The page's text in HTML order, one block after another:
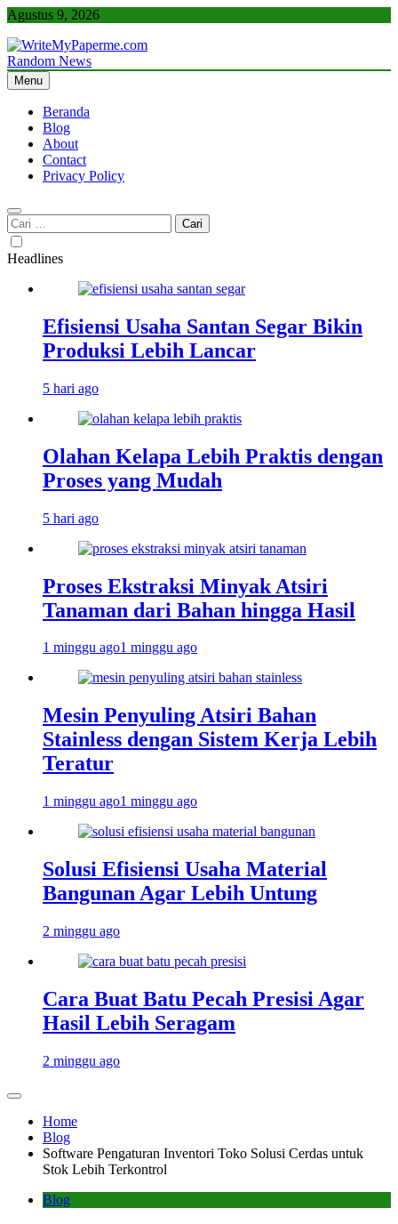
Skip
content
Agustus 9, 2026
WriteMyPaperme.com
Bisnis, Kuliner, Teknologi
Random News
Menu
Beranda
Blog
About
Contact
Privacy Policy
Cari
untuk:
Headlines
Efisiensi Usaha Santan Segar Bikin
Produksi Lebih Lancar
5 hari ago
Olahan Kelapa Lebih Praktis dengan
Proses yang Mudah
5 hari ago
Proses Ekstraksi Minyak Atsiri
Tanaman dari Bahan hingga Hasil
1 minggu ago1 minggu ago
Mesin Penyuling Atsiri Bahan
Stainless dengan Sistem Kerja Lebih
Teratur
1 minggu ago1 minggu ago
Solusi Efisiensi Usaha Material
Bangunan Agar Lebih Untung
2 minggu ago
Cara Buat Batu Pecah Presisi Agar
Hasil Lebih Seragam
2 minggu ago
Home
Blog
Software Pengaturan Inventori Toko Solusi Cerdas untuk
Stok Lebih Terkontrol
Blog